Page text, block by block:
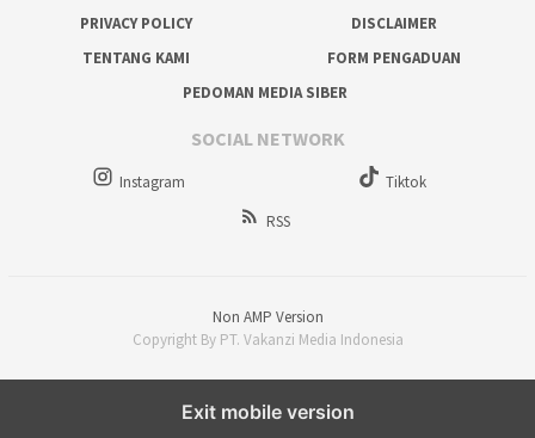
PRIVACY POLICY
DISCLAIMER
TENTANG KAMI
FORM PENGADUAN
PEDOMAN MEDIA SIBER
SOCIAL NETWORK
Instagram
Tiktok
RSS
Non AMP Version
Copyright By PT. Vakanzi Media Indonesia
Exit mobile version